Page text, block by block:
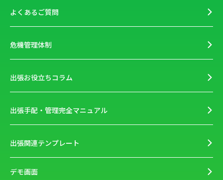
よくあるご質問
危機管理体制
出張お役立ちコラム
出張手配・管理完全マニュアル
出張関連テンプレート
デモ画面